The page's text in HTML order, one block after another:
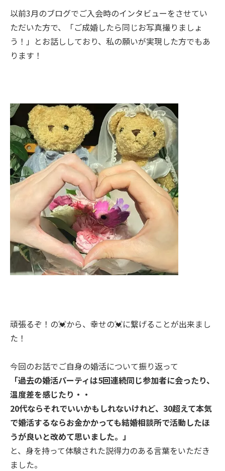
以前3月のブログでご入会時のインタビューをさせてい
ただいた方で、「ご成婚したら同じお写真撮りましょ
う！」とお話ししており、私の願いが実現した方でもあ
ります！
頑張るぞ！の💓から、幸せの💓に繋げることが出来まし
た！
今回のお話でご自身の婚活について振り返って
「過去の婚活パーティは5回連続同じ参加者に会ったり、
温度差を感じたり・・
20代ならそれでいいかもしれないけれど、30超えて本気
で婚活するならお金かかっても結婚相談所で活動したほ
うが良いと改めて思いました。」
と、身を持って体験された説得力のある言葉をいただき
ました。